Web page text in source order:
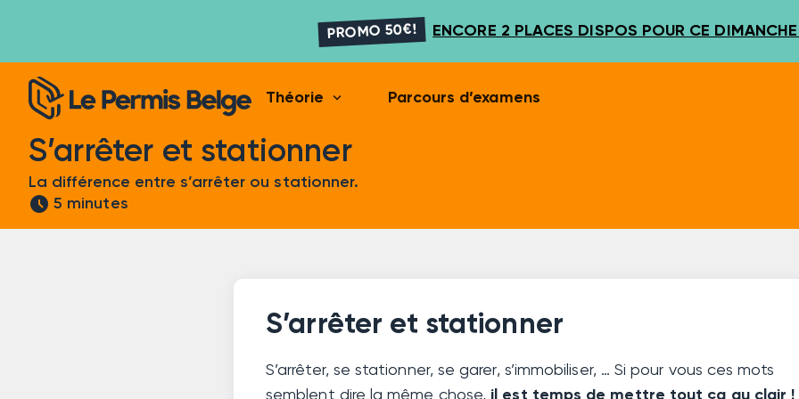
PROMO 50€! ENCORE 2 PLACES DISPOS POUR CE
Théorie expand_more Parcours d’examens
S’arrêter et stationner
La différence entre s’arrêter ou stationner.
schedule 5 minutes
S’arrêter et stationner
S’arrêter, se stationner, se garer, s’immobiliser, … Si pour vous ces mots
semblent dire la même chose, il est temps de mettre tout ça au clair !